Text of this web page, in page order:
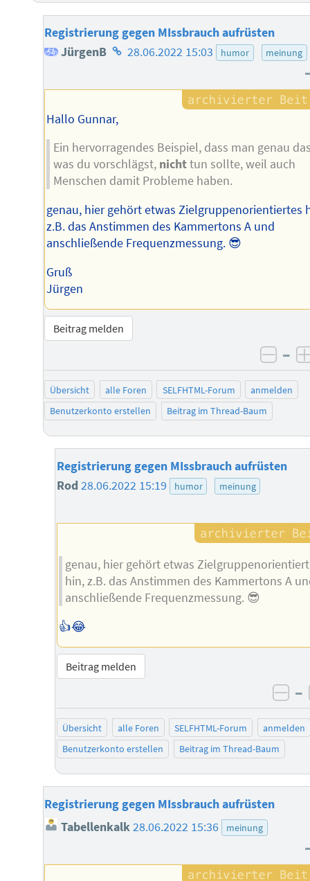
Registrierung gegen MIssbrauch aufrüsten
JürgenB Homepage
Autors
28.06.2022 15:03 humor meinung
Hallo Gunnar,
Ein hervorragendes Beispiel, dass man genau
was du vorschlägst, nichttun sollte, weil auch
Menschen damit Probleme haben.
genau, hier gehört etwas Zielgruppenorientiertes
z.B. das Anstimmen des Kammertons A und
anschließende Frequenzmessung. 😎
Gruß
Jürgen
Beitrag melden
–
Übersicht alle Foren SELFHTML-Forum
anmelden
Benutzerkonto erstellen
Beitrag im Thread-Baum
Registrierung gegen MIssbrauch aufrüsten
Rod 28.06.2022 15:19 humor meinung
genau, hier gehört etwas
hin, z.B. das Anstimmen des Kammertons A
anschließende Frequenzmessung. 😎
👍😂
Beitrag melden
–
Übersicht alle Foren SELFHTML-Forum
anmelden
Benutzerkonto erstellen
Beitrag im Thread-Baum
Registrierung gegen MIssbrauch aufrüsten
Tabellenkalk28.06.2022 15:36 meinung